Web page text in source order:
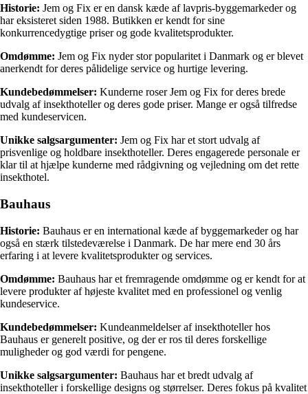
Historie: Jem og Fix er en dansk kæde af lavpris-byggemarkeder og
har eksisteret siden 1988. Butikken er kendt for sine
konkurrencedygtige priser og gode kvalitetsprodukter.
Omdømme: Jem og Fix nyder stor popularitet i Danmark og er blevet
anerkendt for deres pålidelige service og hurtige levering.
Kundebedømmelser: Kunderne roser Jem og Fix for deres brede
udvalg af insekthoteller og deres gode priser. Mange er også tilfredse
med kundeservicen.
Unikke salgsargumenter: Jem og Fix har et stort udvalg af
prisvenlige og holdbare insekthoteller. Deres engagerede personale er
klar til at hjælpe kunderne med rådgivning og vejledning om det rette
insekthotel.
Bauhaus
Historie: Bauhaus er en international kæde af byggemarkeder og har
også en stærk tilstedeværelse i Danmark. De har mere end 30 års
erfaring i at levere kvalitetsprodukter og services.
Omdømme: Bauhaus har et fremragende omdømme og er kendt for at
levere produkter af højeste kvalitet med en professionel og venlig
kundeservice.
Kundebedømmelser: Kundeanmeldelser af insekthoteller hos
Bauhaus er generelt positive, og der er ros til deres forskellige
muligheder og god værdi for pengene.
Unikke salgsargumenter: Bauhaus har et bredt udvalg af
insekthoteller i forskellige designs og størrelser. Deres fokus på kvalitet